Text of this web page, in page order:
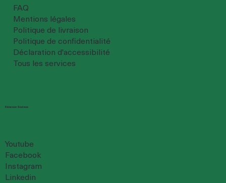
FAQ
Mentions légales
Politique de livraison
Politique de confidentialité
Déclaration d'accessibilité
Tous les services
Youtube
Facebook
Instagram
Linkedin
Réseaux Sociaux